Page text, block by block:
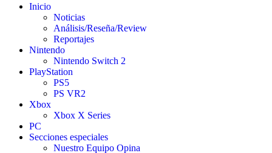
Inicio
Noticias
Análisis/Reseña/Review
Reportajes
Nintendo
Nintendo Switch 2
PlayStation
PS5
PS VR2
Xbox
Xbox X Series
PC
Secciones especiales
Nuestro Equipo Opina